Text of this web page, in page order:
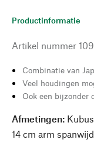
Productinformatie
Artikel nummer
Combinatie van
Veel houdingen
Ook een bijzonder
Afmetingen:
14 cm arm